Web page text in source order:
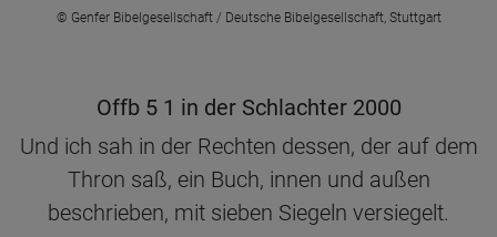
© Genfer Bibelgesellschaft / Deutsche Bibelgesellschaft, Stuttgart
Offb 5 1 in der Schlachter 2000
Und ich sah in der Rechten dessen, der auf dem
Thron saß, ein Buch, innen und außen
beschrieben, mit sieben Siegeln versiegelt.